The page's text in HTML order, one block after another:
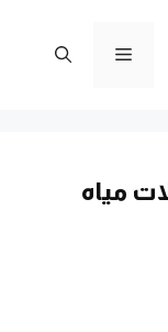
القائمة
مياه